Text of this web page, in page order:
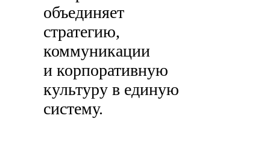
объединяет
стратегию,
коммуникации
и корпоративную
культуру в единую
систему.